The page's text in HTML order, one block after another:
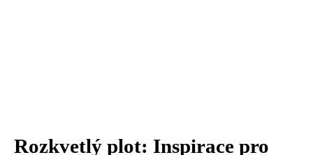
Rozkvetlý plot: Inspirace pro